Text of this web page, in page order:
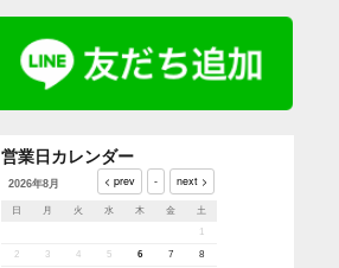
営業日カレンダー
2026年8月
日 月 火 水 木 金
土
1
2 3 4 5 6 7 8